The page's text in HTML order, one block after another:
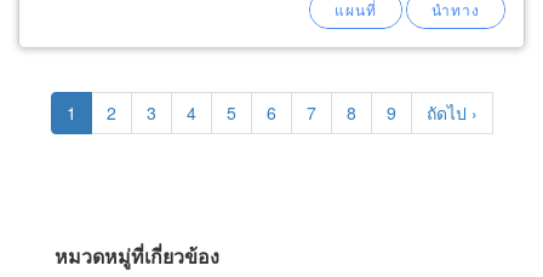
Pagination
Current
page
1 Page
2 Page
3 Page
4 Page
5 Page
6 Page
7 Page
8 Page
9
Next
page
ถัดไป ›
หมวดหมู่ที่เกี่ยวข้อง